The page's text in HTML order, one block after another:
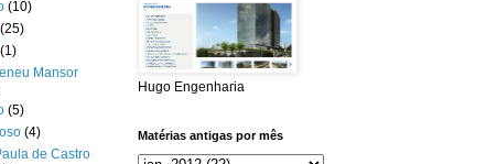
(10)
(25)
(1)
Mansor
(5)
(4)
de Castro
Hugo Engenharia
Matérias antigas por mês